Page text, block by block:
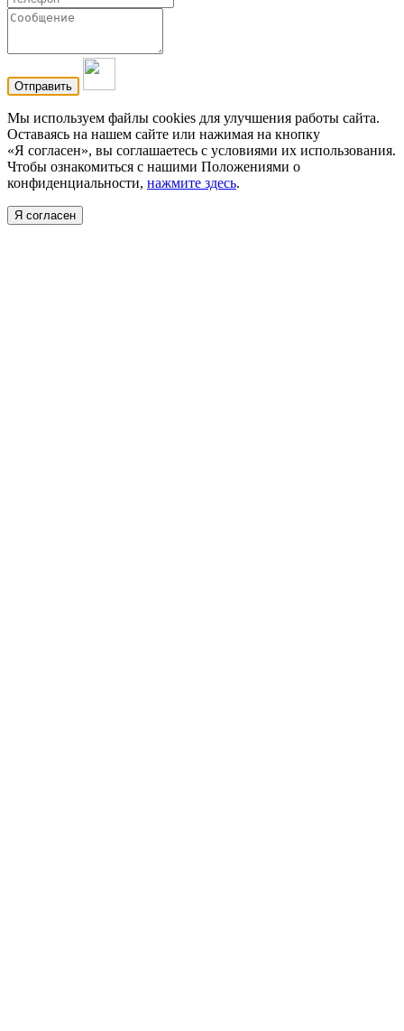
Мы используем файлы cookies для улучшения работы сайта.
Оставаясь на нашем сайте или нажимая на кнопку
«Я согласен», вы соглашаетесь с условиями их использования.
Чтобы ознакомиться с нашими Положениями о
конфиденциальности, нажмите здесь.
Я согласен